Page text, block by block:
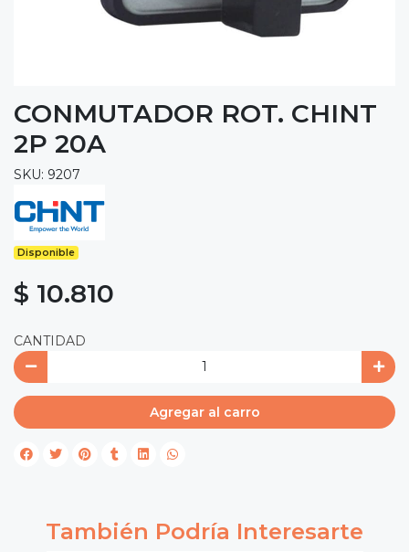
CONMUTADOR ROT. CHINT
2P 20A
SKU: 9207
Disponible
$ 10.810
CANTIDAD
Agregar al carro
También Podría Interesarte